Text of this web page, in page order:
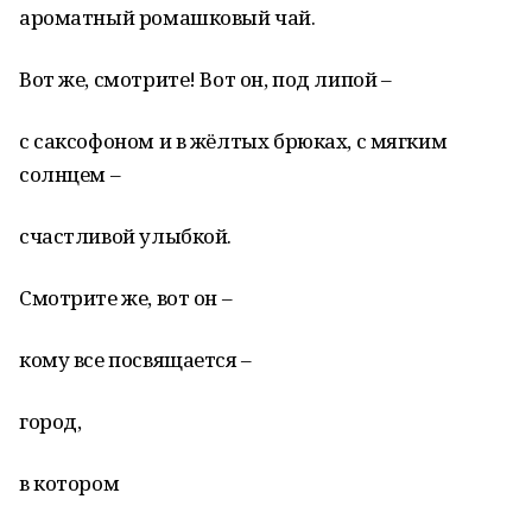
ароматный ромашковый чай.
Вот же, смотрите! Вот он, под липой –
с саксофоном и в жёлтых брюках, с мягким
солнцем –
счастливой улыбкой.
Смотрите же, вот он –
кому все посвящается –
город,
в котором